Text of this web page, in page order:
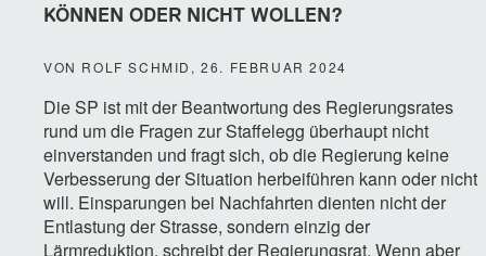
KÖNNEN ODER NICHT WOLLEN?
VON ROLF SCHMID, 26. FEBRUAR 2024
Die SP ist mit der Beantwortung des Regierungsrates
rund um die Fragen zur Staffelegg überhaupt nicht
einverstanden und fragt sich, ob die Regierung keine
Verbesserung der Situation herbeiführen kann oder nicht
will. Einsparungen bei Nachfahrten dienten nicht der
Entlastung der Strasse, sondern einzig der
Lärmreduktion, schreibt der Regierungsrat. Wenn aber